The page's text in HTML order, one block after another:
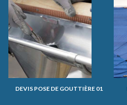
DEVIS POSE DE GOUTTIÈRE 01